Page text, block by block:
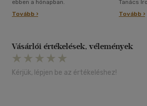
ebben a hónapban.
Tovább ›
Tanács
Tovább ›
Vásárlói értékelések, vélemények
Kérjük, lépjen be az értékeléshez!